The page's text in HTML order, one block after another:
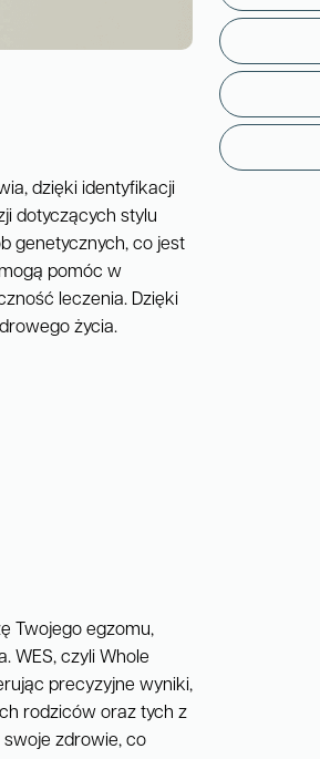
dzięki identyfikacji
dotyczących stylu
genetycznych, co jest
pomóc w
leczenia. Dzięki
życia.
Twojego egzomu,
WES, czyli Whole
precyzyjne wyniki,
rodziców oraz tych z
swoje zdrowie, co